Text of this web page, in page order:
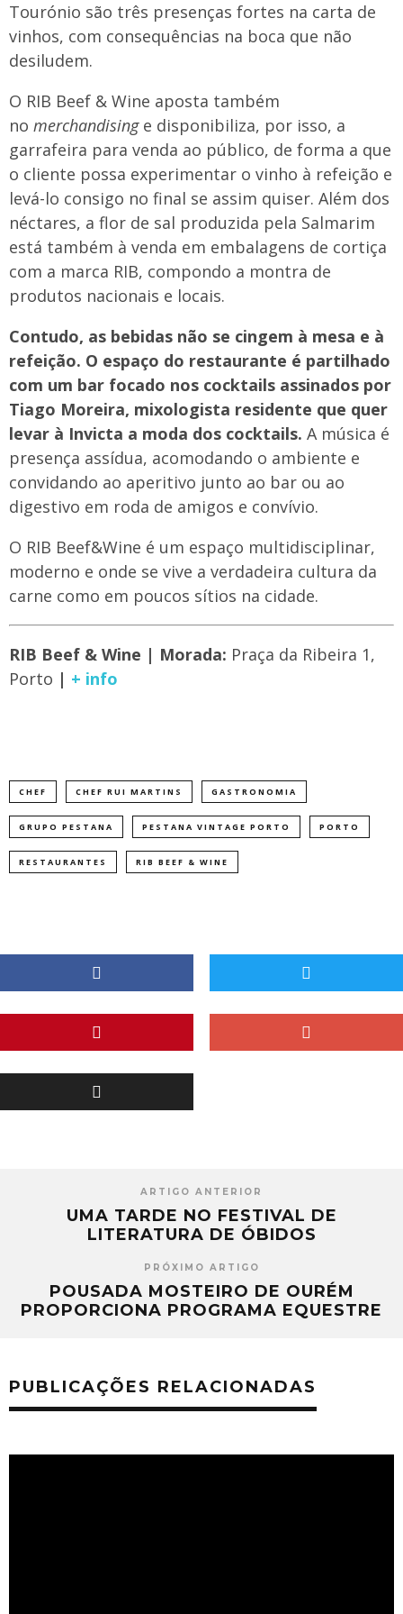
Tourónio são três presenças fortes na carta de
vinhos, com consequências na boca que não
desiludem.
O RIB Beef & Wine aposta também
no merchandisinge disponibiliza, por isso, a
garrafeira para venda ao público, de forma a que
o cliente possa experimentar o vinho à refeição e
levá-lo consigo no final se assim quiser. Além dos
néctares, a flor de sal produzida pela Salmarim
está também à venda em embalagens de cortiça
com a marca RIB, compondo a montra de
produtos nacionais e locais.
Contudo, as bebidas não se cingem à mesa e à
refeição. O espaço do restaurante é partilhado
com um bar focado nos cocktails assinados por
Tiago Moreira, mixologista residente que quer
levar à Invicta a moda dos cocktails. A música é
presença assídua, acomodando o ambiente e
convidando ao aperitivo junto ao bar ou ao
digestivo em roda de amigos e convívio.
O RIB Beef&Wine é um espaço multidisciplinar,
moderno e onde se vive a verdadeira cultura da
carne como em poucos sítios na cidade.
RIB Beef & Wine | Morada: Praça da Ribeira 1,
Porto | + info
CHEF CHEF RUI MARTINS GASTRONOMIA
GRUPO PESTANA PESTANA VINTAGE PORTO PORTO
RESTAURANTES RIB BEEF & WINE
ARTIGO ANTERIOR
UMA TARDE NO FESTIVAL DE
LITERATURA DE ÓBIDOS
PRÓXIMO ARTIGO
POUSADA MOSTEIRO DE OURÉM
PROPORCIONA PROGRAMA EQUESTRE
PUBLICAÇÕES RELACIONADAS